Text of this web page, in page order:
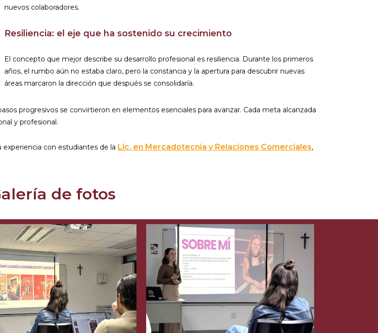
nuevos colaboradores.
Resiliencia: el eje que ha sostenido su crecimiento
El concepto que mejor describe su desarrollo profesional es resiliencia. Durante los primeros
años, el rumbo aún no estaba claro, pero la constancia y la apertura para descubrir nuevas
áreas marcaron la dirección que después se consolidaría.
progresivos se convirtieron en elementos esenciales para avanzar. Cada meta alcanzada
y profesional.
con estudiantes de la Lic. en Mercadotecnia y Relaciones Comerciales,
de fotos